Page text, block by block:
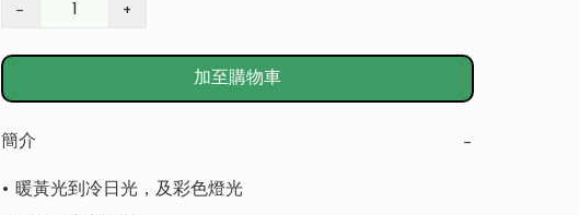
− +
加至購物車
簡介 −
• 暖黃光到冷日光，及彩色燈光